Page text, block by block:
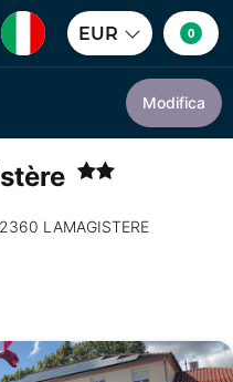
EUR 0
Modifica
LAMAGISTERE